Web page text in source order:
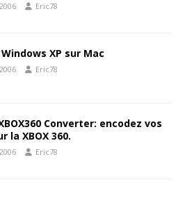
Eric78
XP sur Mac
Eric78
Converter: encodez vos
la XBOX 360.
Eric78